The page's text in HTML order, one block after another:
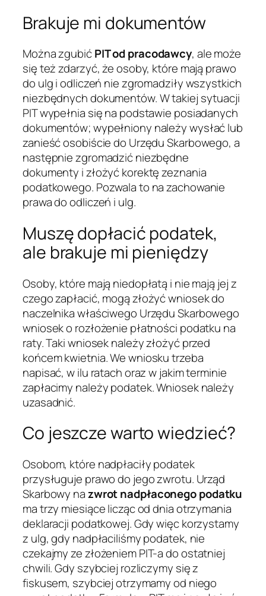
Brakuje mi dokumentów
Można zgubićPIT od pracodawcy, ale może
się też zdarzyć, że osoby, które mają prawo
do ulg i odliczeń nie zgromadziły wszystkich
niezbędnych dokumentów. W takiej sytuacji
PIT wypełnia się na podstawie posiadanych
dokumentów; wypełniony należy wysłać lub
zanieść osobiście do Urzędu Skarbowego, a
następnie zgromadzić niezbędne
dokumenty i złożyć korektę zeznania
podatkowego. Pozwala to na zachowanie
prawa do odliczeń i ulg.
Muszę dopłacić podatek,
ale brakuje mi pieniędzy
Osoby, które mają niedopłatą i nie mają jej z
czego zapłacić, mogą złożyć wniosek do
naczelnika właściwego Urzędu Skarbowego
wniosek o rozłożenie płatności podatku na
raty. Taki wniosek należy złożyć przed
końcem kwietnia. We wniosku trzeba
napisać, w ilu ratach oraz w jakim terminie
zapłacimy należy podatek. Wniosek należy
uzasadnić.
Co jeszcze warto wiedzieć?
Osobom, które nadpłaciły podatek
przysługuje prawo do jego zwrotu. Urząd
Skarbowy nazwrot nadpłaconego podatku
ma trzy miesiące licząc od dnia otrzymania
deklaracji podatkowej. Gdy więc korzystamy
z ulg, gdy nadpłaciliśmy podatek, nie
czekajmy ze złożeniem PIT-a do ostatniej
chwili. Gdy szybciej rozliczymy się z
fiskusem, szybciej otrzymamy od niego